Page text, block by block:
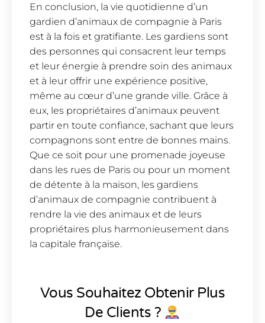
En conclusion, la vie quotidienne d’un
gardien d’animaux de compagnie à Paris
est à la fois et gratifiante. Les gardiens sont
des personnes qui consacrent leur temps
et leur énergie à prendre soin des animaux
et à leur offrir une expérience positive,
même au cœur d’une grande ville. Grâce à
eux, les propriétaires d’animaux peuvent
partir en toute confiance, sachant que leurs
compagnons sont entre de bonnes mains.
Que ce soit pour une promenade joyeuse
dans les rues de Paris ou pour un moment
de détente à la maison, les gardiens
d’animaux de compagnie contribuent à
rendre la vie des animaux et de leurs
propriétaires plus harmonieusement dans
la capitale française.
Vous Souhaitez Obtenir Plus
De Clients ?